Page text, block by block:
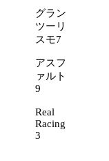
グラン
ツーリ
スモ7
アスフ
ァルト
9
Real
Racing
3